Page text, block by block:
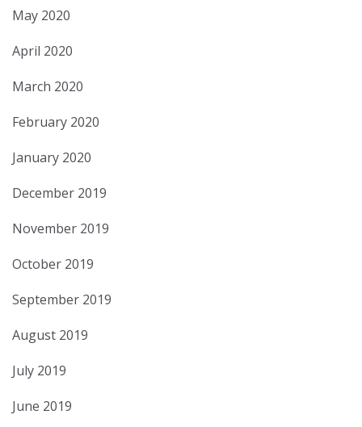
May 2020
April 2020
March 2020
February 2020
January 2020
December 2019
November 2019
October 2019
September 2019
August 2019
July 2019
June 2019